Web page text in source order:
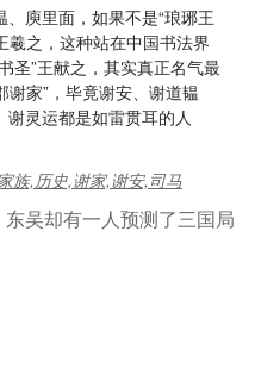
庾里面，如果不是“琅琊王
羲之，这种站在中国书法界
圣”王献之，其实真正名气最
谢家”，毕竟谢安、谢道韫
谢灵运都是如雷贯耳的人
族,历史,谢家,谢安,司马